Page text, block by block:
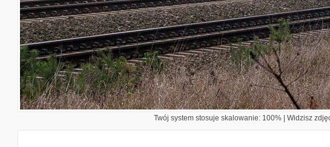
Twój system stosuje skalowanie: 100% | Widzisz